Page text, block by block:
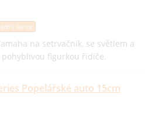
šance
na setrvačník, se světlem a
pohyblivou figurkou řidiče.
Popelářské auto 15cm